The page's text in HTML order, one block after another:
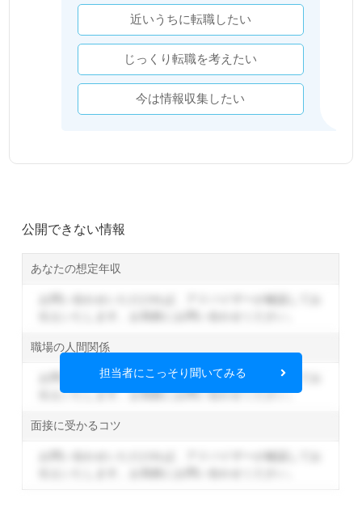
近いうちに転職したい
じっくり転職を考えたい
今は情報収集したい
公開できない情報
あなたの想定年収
職場の人間関係
お問い合わせいただければ、アドバイザーが確認してお
伝えいたします。お気軽にお問い合わせください。
面接に受かるコツ
担当者にこっそり聞いてみる